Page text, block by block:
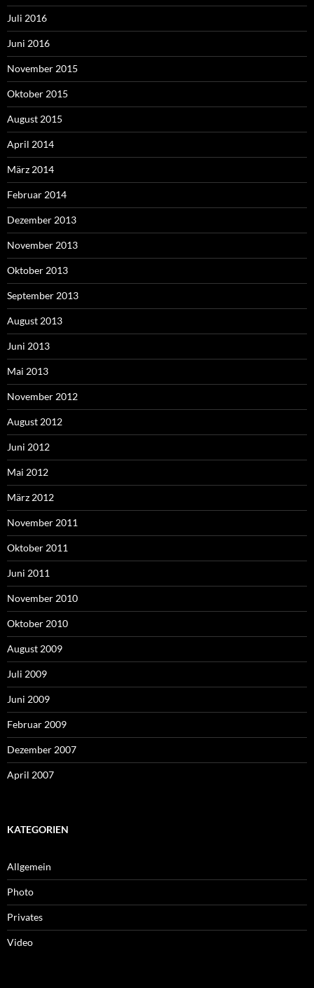
Juli 2016
Juni 2016
November 2015
Oktober 2015
August 2015
April 2014
März 2014
Februar 2014
Dezember 2013
November 2013
Oktober 2013
September 2013
August 2013
Juni 2013
Mai 2013
November 2012
August 2012
Juni 2012
Mai 2012
März 2012
November 2011
Oktober 2011
Juni 2011
November 2010
Oktober 2010
August 2009
Juli 2009
Juni 2009
Februar 2009
Dezember 2007
April 2007
KATEGORIEN
Allgemein
Photo
Privates
Video